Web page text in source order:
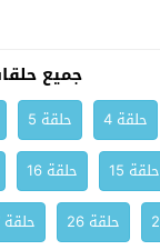
جميع
حلقة 4 حلقة 5
حلقة 15 حلقة 16
حلقة 26 حلقة 27